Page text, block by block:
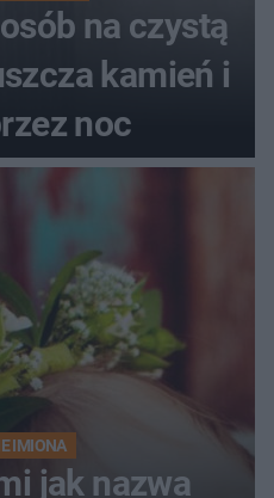
na czystą
kamień i
noc
IMIONA
jak nazwa